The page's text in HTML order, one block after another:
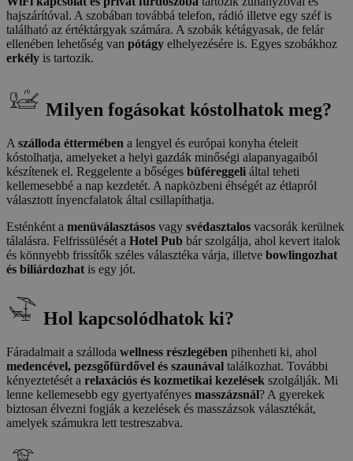
hajszárítóval. A szobában továbbá telefon, rádió illetve egy széf is
található az értéktárgyak számára. A szobák kétágyasak, de felár
ellenében lehetőség van pótágy elhelyezésére is. Egyes szobákhoz
erkély is tartozik.
Milyen fogásokat kóstolhatok meg?
A szálloda éttermében a lengyel és európai konyha ételeit
kóstolhatja, amelyeket a helyi gazdák minőségi alapanyagaiból
készítenek el. Reggelente a bőséges büféreggeli által teheti
kellemesebbé a nap kezdetét. A napközbeni éhségét az étlapról
választott ínyencfalatok által csillapíthatja.
Esténként a menüválasztásos vagy svédasztalos vacsorák kerülnek
tálalásra. Felfrissülését a Hotel Pub bár szolgálja, ahol kevert italok
és könnyebb frissítők széles választéka várja, illetve bowlingozhat
és biliárdozhat is egy jót.
Hol kapcsolódhatok ki?
Fáradalmait a szálloda wellness részlegében pihenheti ki, ahol
medencével, pezsgőfürdővel és szaunával találkozhat. További
kényeztetését a relaxációs és kozmetikai kezelések szolgálják. Mi
lenne kellemesebb egy gyertyafényes masszázsnál? A gyerekek
biztosan élvezni fogják a kezelések és masszázsok választékát,
amelyek számukra lett testreszabva.